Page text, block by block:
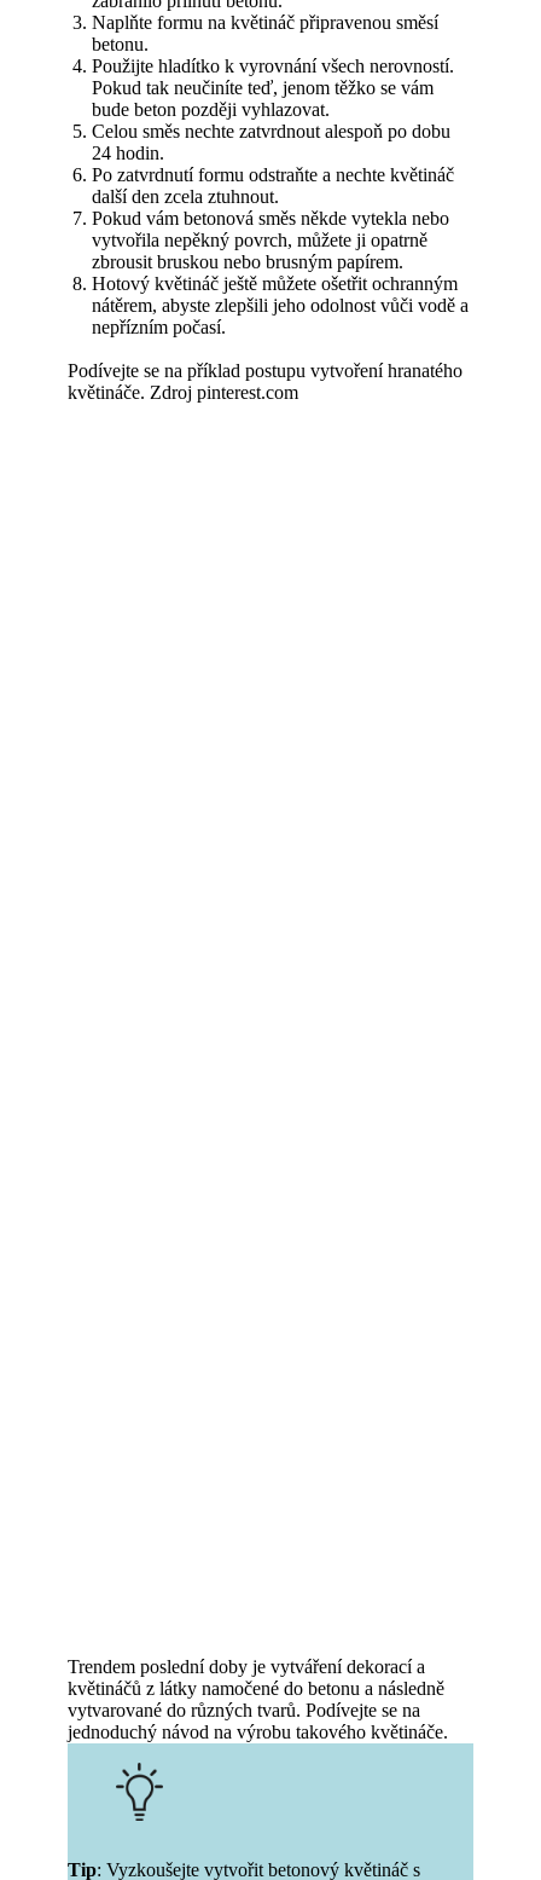
Naplňte formu na květináč připravenou směsí
betonu.
Použijte hladítko k vyrovnání všech nerovností.
Pokud tak neučiníte teď, jenom těžko se vám
bude beton později vyhlazovat.
Celou směs nechte zatvrdnout alespoň po dobu
24 hodin.
Po zatvrdnutí formu odstraňte a nechte květináč
další den zcela ztuhnout.
Pokud vám betonová směs někde vytekla nebo
vytvořila nepěkný povrch, můžete ji opatrně
zbrousit bruskou nebo brusným papírem.
Hotový květináč ještě můžete ošetřit ochranným
nátěrem, abyste zlepšili jeho odolnost vůči vodě a
nepřízním počasí.
Podívejte se na příklad postupu vytvoření hranatého
květináče. Zdroj pinterest.com
Trendem poslední doby je vytváření dekorací a
květináčů z látky namočené do betonu a následně
vytvarované do různých tvarů. Podívejte se na
jednoduchý návod na výrobu takového květináče.
Tip: Vyzkoušejte vytvořit betonový květináč s